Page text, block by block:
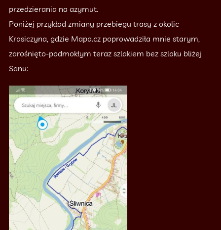
przedzierania na azymut.
Poniżej przykład zmiany przebiegu trasy z okolic
Krasiczyna, gdzie Mapa.cz poprowadziła mnie starym,
zarośnięto-podmokłym teraz szlakiem bez szlaku bliżej
Sanu: